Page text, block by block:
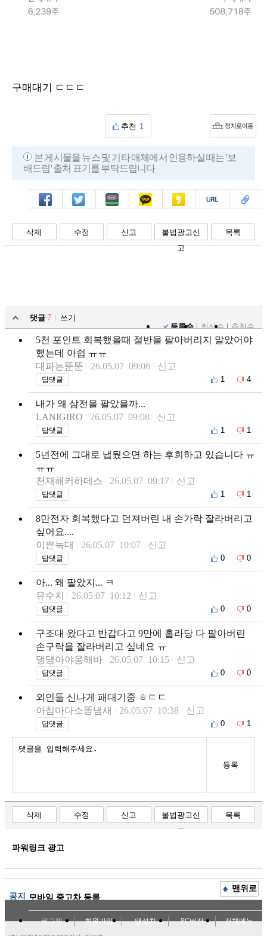
구매대기 ㄷㄷㄷ
추천 1
본 게시물을 뉴스 및 기타 매체에서 인용하실 때는 '보
배드림' 출처 표기를 부탁드립니다
페북 트윗 밴드 카톡 카스 복사 스크랩
삭제 수정 신고
불법광고신
고
목록
댓글 7
쓰기
등록순
최신순 추천순
5천 포인트 회복했을때 절반을 팔아버리지 말았어야
했는데 아쉽 ㅠㅠ
대파는뚠뚠
26.05.07 09:06 신고
답댓글 1 4
내가 왜 삼전을 팔았을까...
LANIGIRO
26.05.07 09:08 신고
답댓글 1 1
5년전에 그대로 냅뒀으면 하는 후회하고 있습니다 ㅠ
ㅠㅠ
천재해커하데스
26.05.07 09:17 신고
답댓글 1 1
8만전자 회복했다고 던져버린 내 손가락 잘라버리고
싶어요....
이쁜늑대
26.05.07 10:07 신고
답댓글 0 0
아... 왜 팔았지... ㅋ
유수지
26.05.07 10:12 신고
답댓글 0 0
구조대 왔다고 반갑다고 9만에 홀라당 다 팔아버린
손구락을 잘라버리고 싶네요 ㅠ
댕댕아야옹해바
26.05.07 10:15 신고
답댓글 0 0
외인들 신나게 패대기중 ㅎㄷㄷ
아침마다소똥냄새
26.05.07 10:38 신고
답댓글 0 1
등록
삭제 수정 신고
불법광고신
고
목록
파워링크 광고
공지 모바일 중고차 등록
맨위로
로그인 회원가입 앱설치 PC버전 전체메뉴